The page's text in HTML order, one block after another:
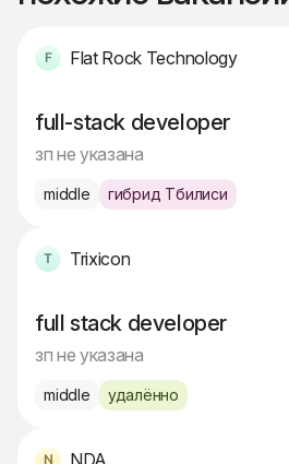
Flat Rock Technology
full-stack developer
зп не указана
middle гибрид Тбилиси
Trixicon
full stack developer
зп не указана
middle удалённо